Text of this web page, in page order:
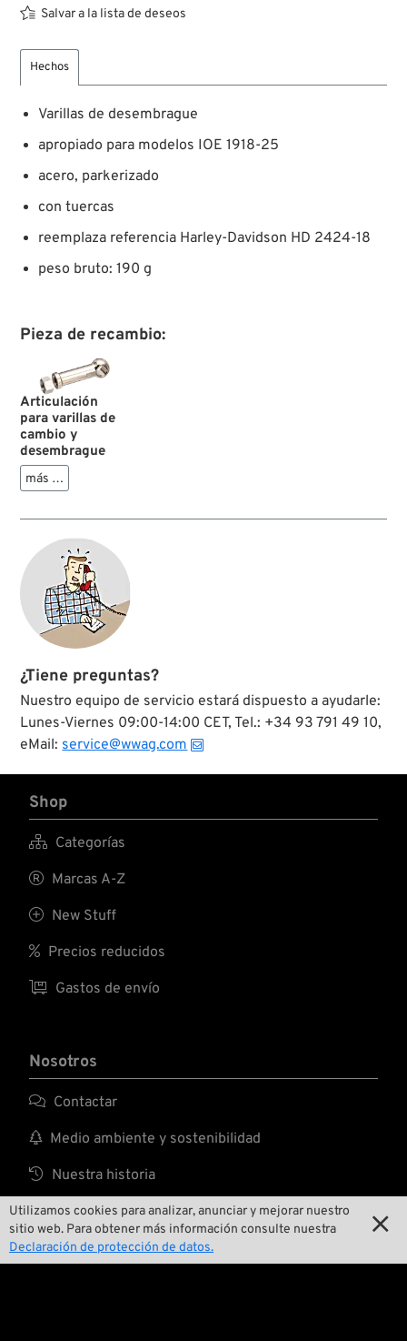
Utilizamos cookies para analizar, anunciar y mejorar nuestro
sitio web. Para obtener más información consulte nuestra
Declaración de protección de datos.

Salvar a la lista de deseos
Hechos
Varillas de desembrague
apropiado para modelos IOE 1918-25
acero, parkerizado
con tuercas
reemplaza referencia Harley-Davidson HD 2424-18
peso bruto: 190 g
Pieza de recambio:
Articulación
para varillas de
cambio y
desembrague
más …
¿Tiene preguntas?
Nuestro equipo de servicio estará dispuesto a ayudarle:
Lunes-Viernes 09:00-14:00 CET, Tel.: +34 93 791 49 10,
eMail: service@wwag.com
Shop
 Categorías
 Marcas A-Z
 New Stuff
 Precios reducidos
 Gastos de envío
Nosotros
 Contactar
 Medio ambiente y sostenibilidad
 Nuestra historia
 Wrecking Crew